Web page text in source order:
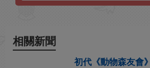
相關新聞
初代《動物森友會